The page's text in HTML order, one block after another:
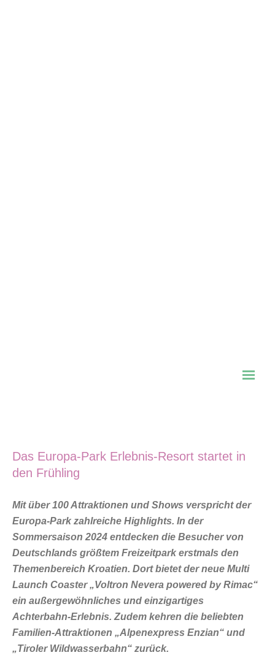
Das Europa-Park Erlebnis-Resort startet in
den Frühling
Mit über 100 Attraktionen und Shows verspricht der
Europa-Park zahlreiche Highlights. In der
Sommersaison 2024 entdecken die Besucher von
Deutschlands größtem Freizeitpark erstmals den
Themenbereich Kroatien. Dort bietet der neue Multi
Launch Coaster „Voltron Nevera powered by Rimac“
ein außergewöhnliches und einzigartiges
Achterbahn-Erlebnis. Zudem kehren die beliebten
Familien-Attraktionen „Alpenexpress Enzian“ und
„Tiroler Wildwasserbahn“ zurück.